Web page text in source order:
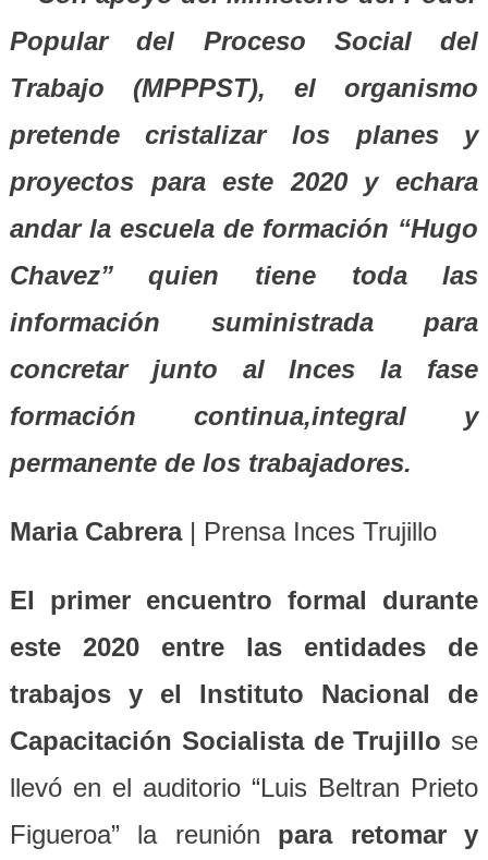
Popular del Proceso Social del
Trabajo (MPPPST), el organismo
pretende cristalizar los planes y
proyectos para este 2020 y echara
andar la escuela de formación “Hugo
Chavez” quien tiene toda las
información suministrada para
concretar junto al Inces la fase
formación continua,integral y
permanente de los trabajadores.
Maria Cabrera| Prensa Inces Trujillo
El primer encuentro formal durante
este 2020 entre las entidades de
trabajos y el Instituto Nacional de
Capacitación Socialista de Trujillo se
llevó en el auditorio “Luis Beltran Prieto
Figueroa” la reunión para retomar y